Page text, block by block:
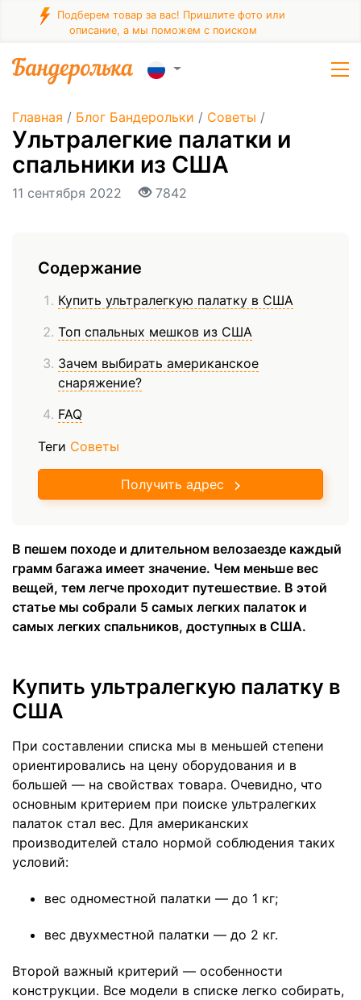
Подберем товар за вас! Пришлите фото или
описание, а мы поможем с поиском
Главная / Блог Бандерольки / Советы /
Ультралегкие палатки и
спальники из США
11 сентября 2022 7842
Содержание
Купить ультралегкую палатку в США
Топ спальных мешков из США
Зачем выбирать американское
снаряжение?
FAQ
Теги Советы
Получить адрес
В пешем походе и длительном велозаезде каждый
грамм багажа имеет значение. Чем меньше вес
вещей, тем легче проходит путешествие. В этой
статье мы собрали 5 самых легких палаток и
самых легких спальников, доступных в США.
Купить ультралегкую палатку в
США
При составлении списка мы в меньшей степени
ориентировались на цену оборудования и в
большей — на свойствах товара. Очевидно, что
основным критерием при поиске ультралегких
палаток стал вес. Для американских
производителей стало нормой соблюдения таких
условий:
вес одноместной палатки — до 1 кг;
вес двухместной палатки — до 2 кг.
Второй важный критерий — особенности
конструкции. Все модели в списке легко собирать,